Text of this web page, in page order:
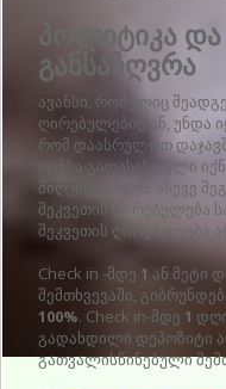
პოლიტიკა
განსაზღვრა
ავანსი, რომელიც
ღირებულებიდან, უნდა
რომ დაასრულოთ
თანხა გადასახდელი
მიღების დროს. ასევე
შეკვეთის ღირებულება
შეკვეთის ღირებულება
Check in -მდე 1 ან მეტი
შემთხვევაში,
100%. Check in-მდე 1
გადახდილი დეპოზიტი
გათვალისწინებული